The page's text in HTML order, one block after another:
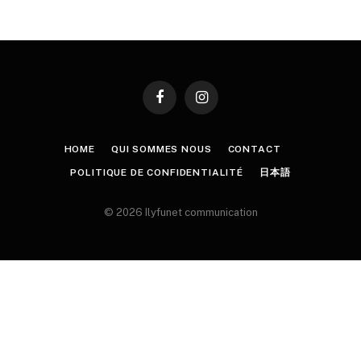
FacebookInstagram
HOME QUI SOMMES NOUS CONTACT
POLITIQUE DE CONFIDENTIALITÉ 日本語
© 2026 Ilyfunet communication